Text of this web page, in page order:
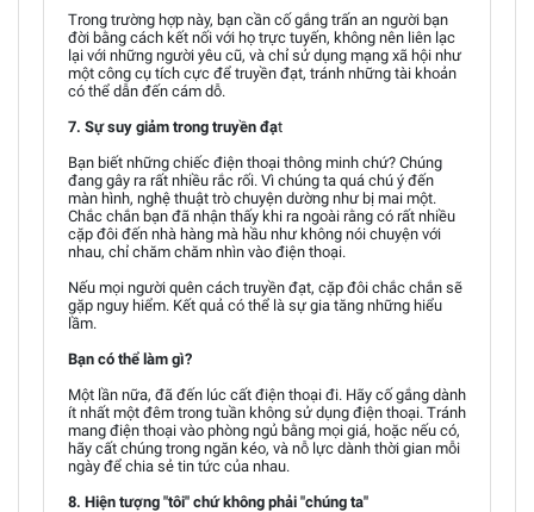
Trong trường hợp này, bạn cần cố gắng trấn an người bạn
đời bằng cách kết nối với họ trực tuyến, không nên liên lạc
lại với những người yêu cũ, và chỉ sử dụng mạng xã hội như
một công cụ tích cực để truyền đạt, tránh những tài khoản
có thể dẫn đến cám dỗ.
7. Sự suy giảm trong truyền đạt
Bạn biết những chiếc điện thoại thông minh chứ? Chúng
đang gây ra rất nhiều rắc rối. Vì chúng ta quá chú ý đến
màn hình, nghệ thuật trò chuyện dường như bị mai một.
Chắc chắn bạn đã nhận thấy khi ra ngoài rằng có rất nhiều
cặp đôi đến nhà hàng mà hầu như không nói chuyện với
nhau, chỉ chăm chăm nhìn vào điện thoại.
Nếu mọi người quên cách truyền đạt, cặp đôi chắc chắn sẽ
gặp nguy hiểm. Kết quả có thể là sự gia tăng những hiểu
lầm.
Bạn có thể làm gì?
Một lần nữa, đã đến lúc cất điện thoại đi. Hãy cố gắng dành
ít nhất một đêm trong tuần không sử dụng điện thoại. Tránh
mang điện thoại vào phòng ngủ bằng mọi giá, hoặc nếu có,
hãy cất chúng trong ngăn kéo, và nỗ lực dành thời gian mỗi
ngày để chia sẻ tin tức của nhau.
8. Hiện tượng "tôi" chứ không phải "chúng ta"